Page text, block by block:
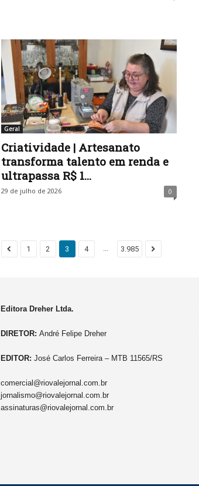
Geral
Criatividade | Artesanato
transforma talento em renda e
ultrapassa R$ 1...
29 de julho de 2026 0
1 2 3 4 ... 3.985
Editora Dreher Ltda.
DIRETOR: André Felipe Dreher
EDITOR: José Carlos Ferreira – MTB 11565/RS
comercial@riovalejornal.com.br
jornalismo@riovalejornal.com.br
assinaturas@riovalejornal.com.br